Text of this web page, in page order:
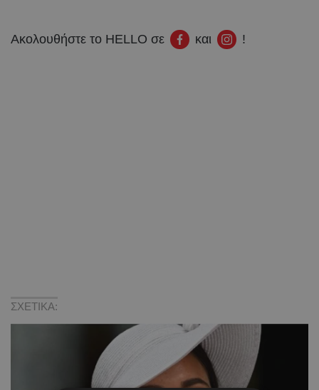
Ακολουθήστε το HELLO σε και !
ΣΧΕΤΙΚΑ: